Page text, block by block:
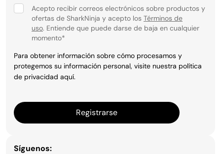
Acepto recibir correos electrónicos sobre productos y
ofertas de SharkNinja y acepto los Términos de
uso. Entiende que puede darse de baja en cualquier
momento*
Para obtener información sobre cómo procesamos y
protegemos su información personal, visite nuestra política
de privacidad aquí.
Registrarse
Síguenos: